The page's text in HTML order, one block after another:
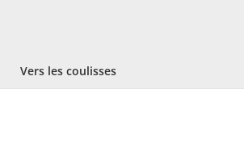
Vers les coulisses